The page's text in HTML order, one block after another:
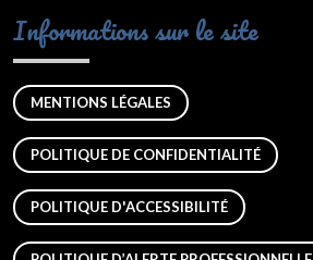
Informations sur le site
MENTIONS LÉGALES
POLITIQUE DE CONFIDENTIALITÉ
POLITIQUE D'ACCESSIBILITÉ